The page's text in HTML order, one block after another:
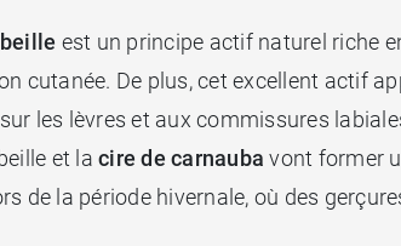
est un principe actif naturel riche
cutanée. De plus, cet excellent actif
les lèvres et aux commissures
et la cire de carnauba vont former
de la période hivernale, où des